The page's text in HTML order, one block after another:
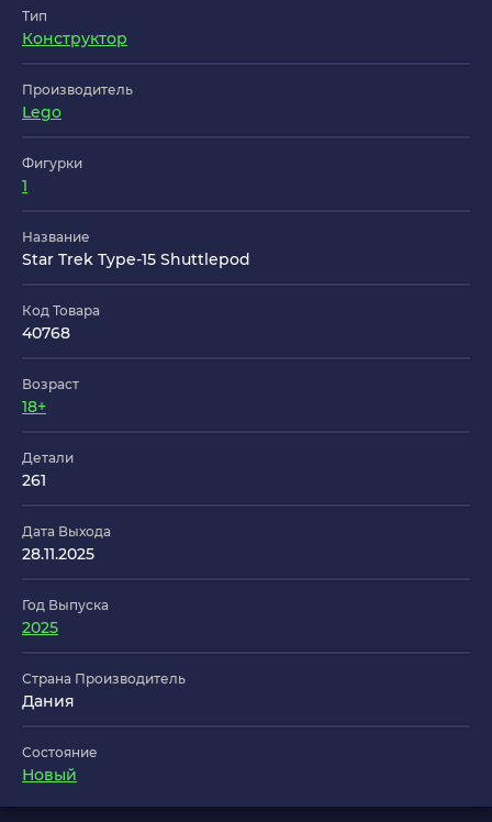
Тип
Конструктор
Производитель
Lego
Фигурки
1
Название
Star Trek Type-15 Shuttlepod
Код Товара
40768
Возраст
18+
Детали
261
Дата Выхода
28.11.2025
Год Выпуска
2025
Страна Производитель
Дания
Состояние
Новый